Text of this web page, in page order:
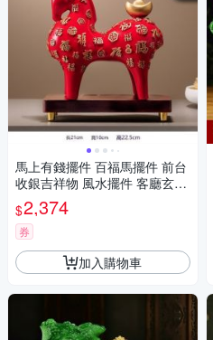
馬上有錢擺件 百福馬擺件 前台
收銀吉祥物 風水擺件 客廳玄關
酒櫃裝飾品
$2,374
券
加入購物車